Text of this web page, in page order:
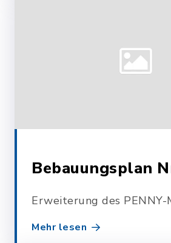
Bebauungsplan
Erweiterung des PENNY-
Mehr lesen